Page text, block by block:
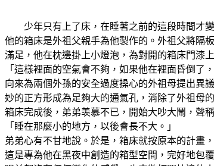
少年只有上了床，在睡著之前的這段時間才
他的箱床是外祖父親手為他製作的。外祖父將隔
滿足，他在枕邊掛上小燈泡，為對開的箱床門漆
「這樣裡面的空氣會不夠，如果他在裡面昏倒了
向來為兩個外孫的安全過度操心的外祖母提出異
妙的正方形成為足夠大的通氣孔，消除了外祖母
箱床完成後，弟弟羡慕不已，開始大吵大鬧，聲
「睡在那麼小的地方，以後會長不大。」
弟弟心有不甘地說。於是，箱床就按原本的計畫
這是專為他在黑夜中創造的箱型空間，完好地包